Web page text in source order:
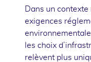
Dans un
exigences
les choix
relèvent plus